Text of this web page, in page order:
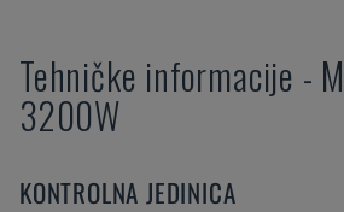
Tehničke informacije -
3200W
KONTROLNA JEDINICA